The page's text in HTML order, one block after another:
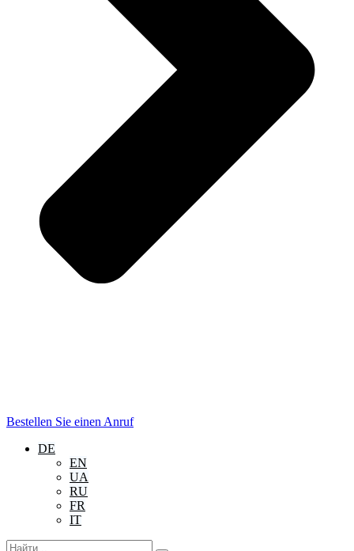
Bestellen Sie einen Anruf
DE
EN
UA
RU
FR
IT